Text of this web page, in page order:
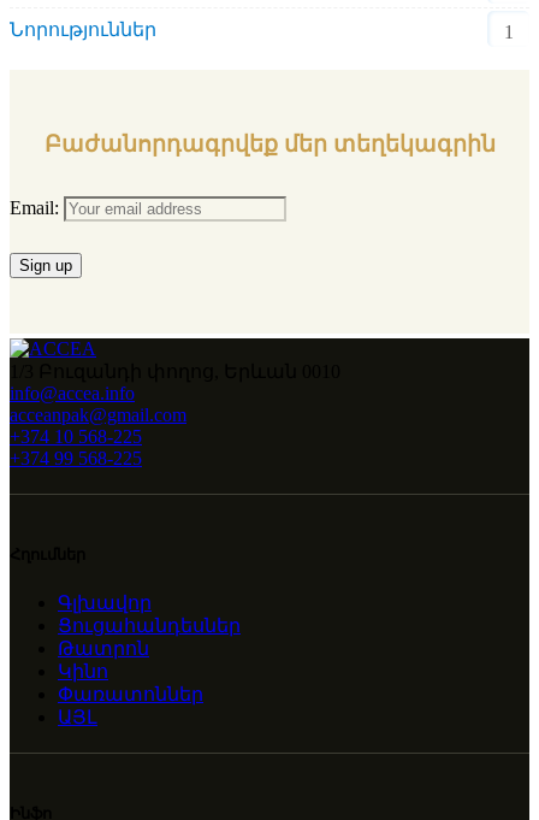
Նորություններ
1
Բաժանորդագրվեք մեր տեղեկագրին
Email:
info@accea.info
acceanpak@gmail.com
+374 10 568-225
+374 99 568-225
Գլխավոր
Ցուցահանդեսներ
Թատրոն
Կինո
Փառատոններ
ԱՅԼ